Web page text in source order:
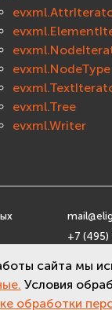
evxml.NodeType
evxml.Tree
evxml.Writer
+7 (495)
сайта мы
Условия
обработки